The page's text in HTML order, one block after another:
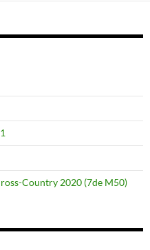
Country 2020 (7de M50)